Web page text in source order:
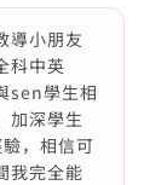
導小朋友
科中英
sen學生相
加深學生
，相信可
我完全能